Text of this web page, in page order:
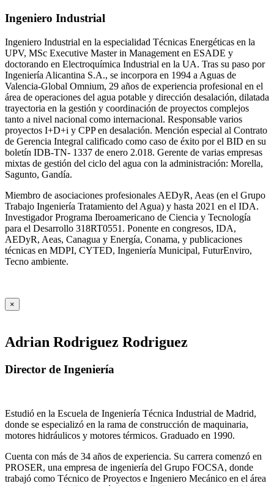
Ingeniero Industrial
Ingeniero Industrial en la especialidad Técnicas Energéticas en la
UPV, MSc Executive Master in Management en ESADE y
doctorando en Electroquímica Industrial en la UA. Tras su paso por
Ingeniería Alicantina S.A., se incorpora en 1994 a Aguas de
Valencia-Global Omnium, 29 años de experiencia profesional en el
área de operaciones del agua potable y dirección desalación, dilatada
trayectoria en la gestión y coordinación de proyectos complejos
tanto a nivel nacional como internacional. Responsable varios
proyectos I+D+i y CPP en desalación. Mención especial al Contrato
de Gerencia Integral calificado como caso de éxito por el BID en su
boletín IDB-TN- 1337 de enero 2.018. Gerente de varias empresas
mixtas de gestión del ciclo del agua con la administración: Morella,
Sagunto, Gandía.
Miembro de asociaciones profesionales AEDyR, Aeas (en el Grupo
Trabajo Ingeniería Tratamiento del Agua) y hasta 2021 en el IDA.
Investigador Programa Iberoamericano de Ciencia y Tecnología
para el Desarrollo 318RT0551. Ponente en congresos, IDA,
AEDyR, Aeas, Canagua y Energía, Conama, y publicaciones
técnicas en MDPI, CYTED, Ingeniería Municipal, FuturEnviro,
Tecno ambiente.
×
Adrian Rodriguez Rodriguez
Director de Ingeniería
Estudió en la Escuela de Ingeniería Técnica Industrial de Madrid,
donde se especializó en la rama de construcción de maquinaria,
motores hidráulicos y motores térmicos. Graduado en 1990.
Cuenta con más de 34 años de experiencia. Su carrera comenzó en
PROSER, una empresa de ingeniería del Grupo FOCSA, donde
trabajó como Técnico de Proyectos e Ingeniero Mecánico en el área